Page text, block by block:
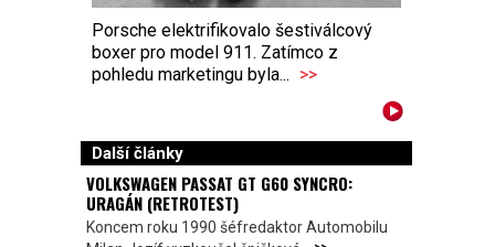
Porsche elektrifikovalo šestiválcový
boxer pro model 911. Zatímco z
pohledu marketingu byla... >>
Další články
VOLKSWAGEN PASSAT GT G60 SYNCRO:
URAGÁN (RETROTEST)
Koncem roku 1990 šéfredaktor Automobilu